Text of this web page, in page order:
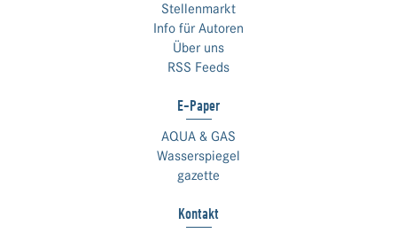
Stellenmarkt
Info für Autoren
Über uns
RSS Feeds
E-Paper
AQUA & GAS
Wasserspiegel
gazette
Kontakt